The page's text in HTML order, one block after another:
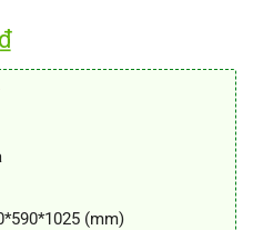
₫Giá
tại
(mm)